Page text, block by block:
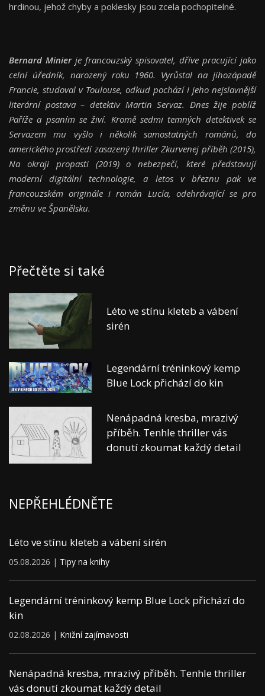
hrdinou, jehož chyby a poklesky jsou zcela pochopitelné.
Bernard Minierje francouzský spisovatel, dříve pracující jako
celní úředník, narozený roku 1960. Vyrůstal na jihozápadě
Francie, studoval v Toulouse, odkud pochází i jeho nejslavnější
literární postava – detektiv Martin Servaz. Dnes žije poblíž
Paříže a psaním se živí. Kromě sedmi temných detektivek se
Servazem mu vyšlo i několik samostatných románů, do
amerického prostředí zasazený thriller Zkurvenej příběh (2015),
Na okraji propasti (2019) o nebezpečí, které představují
moderní digitální technologie, a letos v březnu pak ve
francouzském originále i román Lucía, odehrávající se pro
změnu ve Španělsku.
Přečtěte si také
Léto ve stínu kleteb a vábení
sirén
Legendární tréninkový kemp
Blue Lock přichází do kin
Nenápadná kresba, mrazivý
příběh. Tenhle thriller vás
donutí zkoumat každý detail
NEPŘEHLÉDNĚTE
Léto ve stínu kleteb a vábení sirén
05.08.2026 | Tipy na knihy
Legendární tréninkový kemp Blue Lock přichází do
kin
02.08.2026 | Knižní zajímavosti
Nenápadná kresba, mrazivý příběh. Tenhle thriller
vás donutí zkoumat každý detail